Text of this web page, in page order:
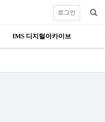
IMS 디지털아카이브
로그인